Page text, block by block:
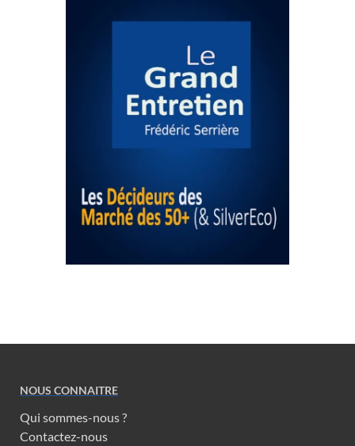
NOUS CONNAITRE
Qui sommes-nous ?
Contactez-nous